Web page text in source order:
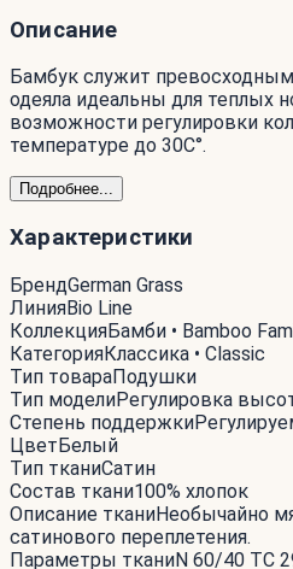
Описание
Бамбук служит
одеяла идеальны для теплых
возможности регулировки
температуре до 30С°.
Подробнее...
Характеристики
БрендGerman Grass
ЛинияBio Line
КоллекцияБамби • Bamboo
КатегорияКлассика • Classic
Тип товараПодушки
Тип моделиРегулировка
Степень поддержки
ЦветБелый
Тип тканиСатин
Состав ткани100% хлопок
Описание тканиНеобычайно
сатинового переплетения.
Параметры тканиN 60/40 TC